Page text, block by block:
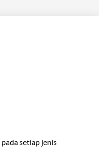
setiap jenis